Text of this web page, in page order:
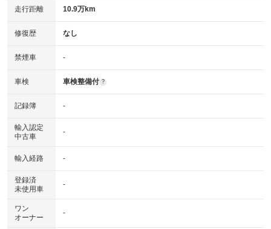
走行距離 10.9万km
修復歴 なし
禁煙車 -
車検 車検整備付 ?
記録簿 -
輸入認定
中古車
-
輸入経路 -
登録済
未使用車
-
ワン
オーナー
-